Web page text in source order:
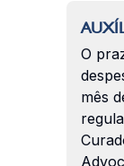
O
mês